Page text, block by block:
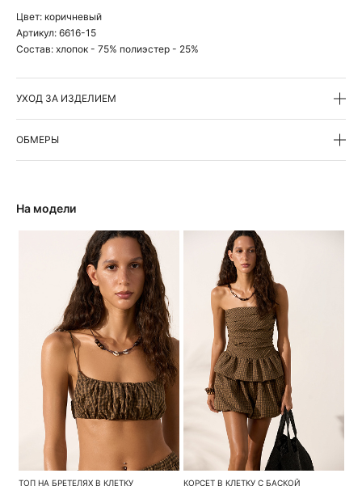
Цвет: коричневый
Артикул: 6616-15
Состав: хлопок - 75% полиэстер - 25%
УХОД ЗА ИЗДЕЛИЕМ
ОБМЕРЫ
На модели
ТОП НА БРЕТЕЛЯХ В КЛЕТКУ КОРСЕТ В КЛЕТКУ С БАСКОЙ